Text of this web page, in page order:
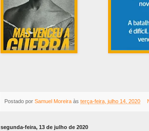
Postado por Samuel Moreira às terça-feira, julho 14, 2020
segunda-feira, 13 de julho de 2020